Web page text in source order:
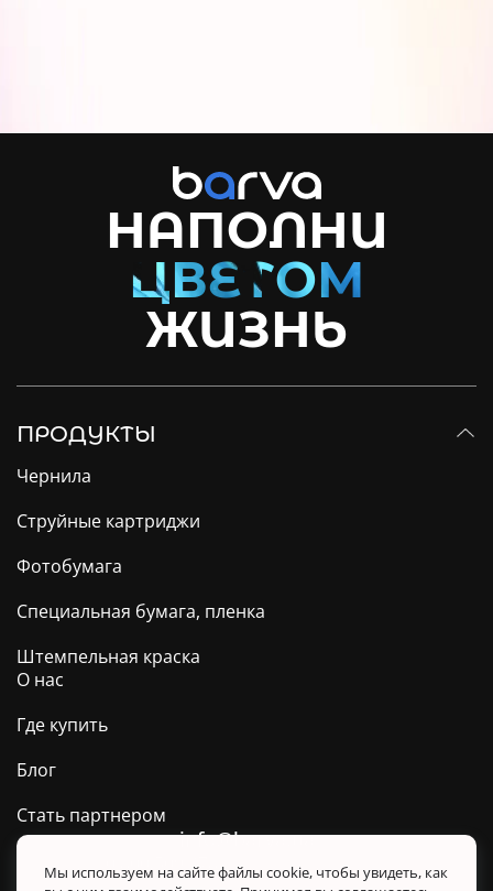
НАПОЛНИ
ЖИЗНЬ
ПРОДУКТЫ
Чернила
Струйные картриджи
Фотобумага
Специальная бумага, пленка
Штемпельная краска
О нас
Где купить
Блог
Стать партнером
0 800 509 278
Техподдержка ТМ BARVA
info@barva.ua
Мы используем на сайте файлы cookie, чтобы увидеть, как